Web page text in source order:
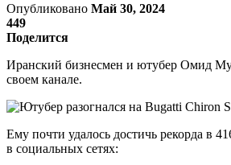
Опубликовано Май 30, 2024
449
Поделится
Иранский бизнесмен и ютубер Омид
своем канале.
Ему почти удалось достичь рекорда в
в социальных сетях: